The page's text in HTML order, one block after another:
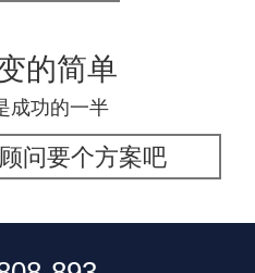
的简单
成功的一半
问要个方案吧